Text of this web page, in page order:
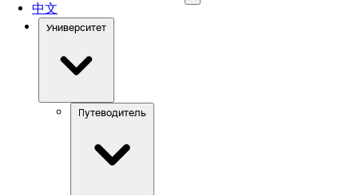
中文
Университет
Путеводитель